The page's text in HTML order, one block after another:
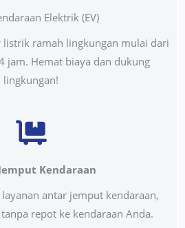
Elektrik (EV)
ramah lingkungan mulai dari
jam. Hemat biaya dan dukung
lingkungan!
Kendaraan
antar jemput kendaraan,
repot ke kendaraan Anda.